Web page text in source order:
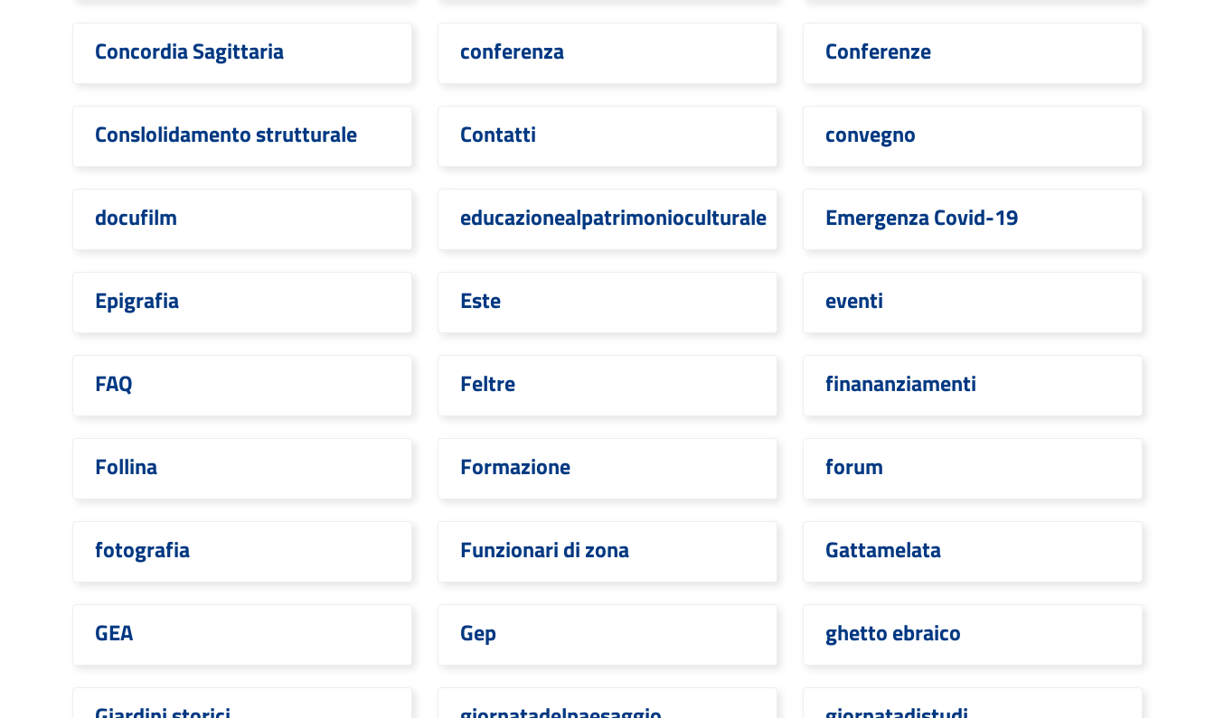
Concordia Sagittaria conferenza Conferenze
Conslolidamento strutturale Contatti convegno
docufilm educazionealpatrimonioculturale Emergenza Covid-19
Epigrafia Este eventi
FAQ Feltre finananziamenti
Follina Formazione forum
fotografia Funzionari di zona Gattamelata
GEA Gep ghetto ebraico